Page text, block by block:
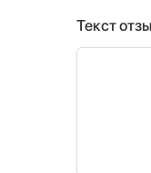
Текст